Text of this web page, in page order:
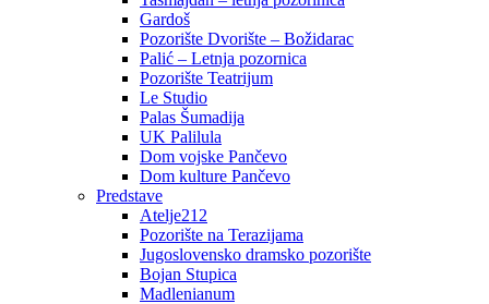
Gardoš
Pozorište Dvorište – Božidarac
Palić – Letnja pozornica
Pozorište Teatrijum
Le Studio
Palas Šumadija
UK Palilula
Dom vojske Pančevo
Dom kulture Pančevo
Predstave
Atelje212
Pozorište na Terazijama
Jugoslovensko dramsko pozorište
Bojan Stupica
Madlenianum